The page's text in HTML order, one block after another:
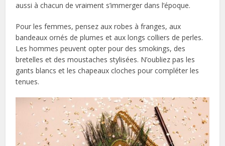
aussi à chacun de vraiment s’immerger dans l’époque.
Pour les femmes, pensez aux robes à franges, aux
bandeaux ornés de plumes et aux longs colliers de perles.
Les hommes peuvent opter pour des smokings, des
bretelles et des moustaches stylisées. N’oubliez pas les
gants blancs et les chapeaux cloches pour compléter les
tenues.